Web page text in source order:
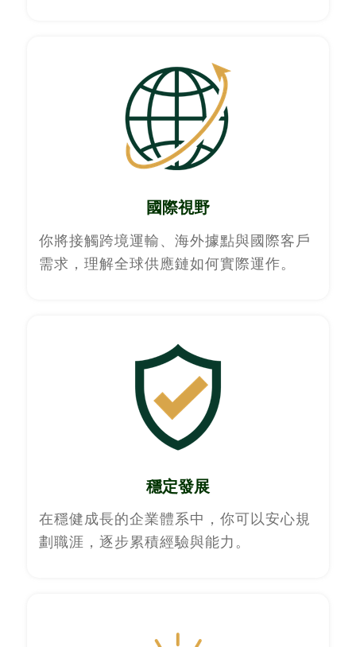
國際視野
你將接觸跨境運輸、海外據點與國際客戶
需求，理解全球供應鏈如何實際運作。
穩定發展
在穩健成長的企業體系中，你可以安心規
劃職涯，逐步累積經驗與能力。